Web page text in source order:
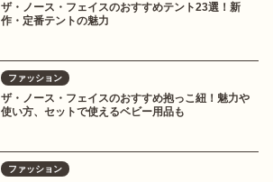
ザ・ノース・フェイスのおすすめテント23選！新
作・定番テントの魅力
ファッション
ザ・ノース・フェイスのおすすめ抱っこ紐！魅力や
使い方、セットで使えるベビー用品も
ファッション